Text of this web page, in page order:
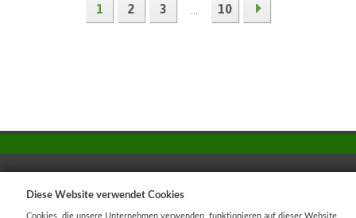
1 2 3 ... 10
Cookies Sunlight systems - tvorba e-shopů
Diese Website verwendet Cookies
Cookies, die unsere Unternehmen verwenden, funktionieren auf dieser Website.